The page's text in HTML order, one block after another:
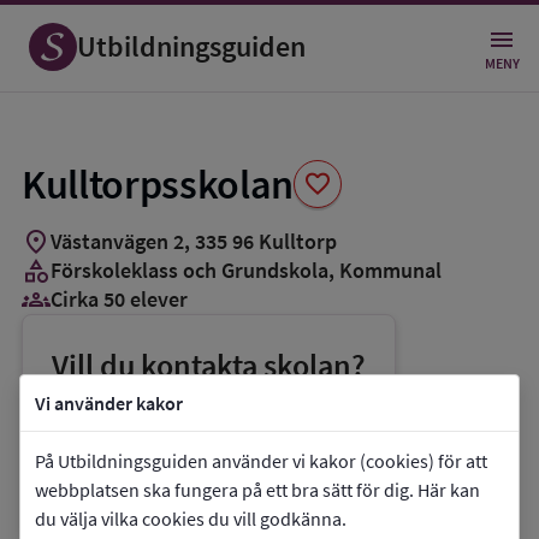
Vi använder kakor
På Utbildningsguiden använder vi kakor (cookies) för att
webbplatsen ska fungera på ett bra sätt för dig. Här kan
du välja vilka cookies du vill godkänna.
Utbildningsguiden MENY
Kulltorpsskolan favorite
Spara
som
favorit
location_onVästanvägen 2, 33596 Kulltorp
categoryFörskoleklass och Grundskola, Kommunal
groups_3Cirka 50 elever
Vill du kontakta skolan?
phoneTelefon:0370-333300
E-post: ku@gnosjo.se
link Webbplats:Kulltorpsskolan